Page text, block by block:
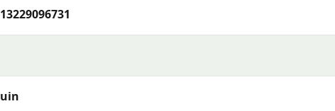
op via telefoon, e-mail of WhatsApp. Ons team van
beste past bij jouw terras en wensen.
met uitstekende kleurechtheid en comfort. De collectie